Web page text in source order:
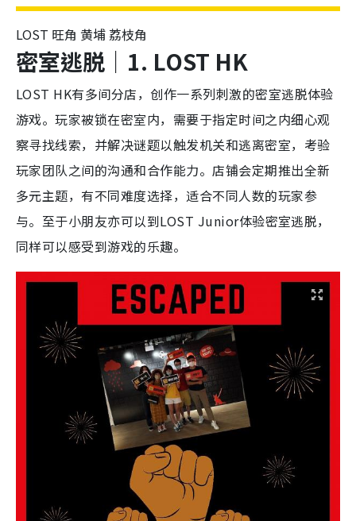
LOST 旺角 黄埔 荔枝角
密室逃脱 ｜ 1. LOST HK
LOST HK有多间分店，创作一系列刺激的密室逃脱体验
游戏。玩家被锁在密室内，需要于指定时间之内细心观
察寻找线索，并解决谜题以触发机关和逃离密室，考验
玩家团队之间的沟通和合作能力。店铺会定期推出全新
多元主题，有不同难度选择，适合不同人数的玩家参
与。至于小朋友亦可以到LOST Junior体验密室逃脱，
同样可以感受到游戏的乐趣。